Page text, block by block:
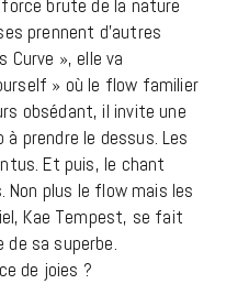
brute de la nature
prennent d’autres
Curve », elle va
» où le flow familier
obsédant, il invite une
prendre le dessus. Les
Et puis, le chant
Non plus le flow mais les
Kae Tempest, se fait
de sa superbe.
de joies ?